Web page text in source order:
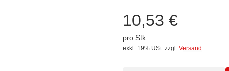
10,53 €
pro Stk
exkl. 19% USt. zzgl. Versand